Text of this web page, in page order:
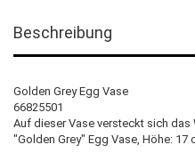
Beschreibung
Golden Grey Egg Vase
66825501
Auf dieser Vase versteckt sich
"Golden Grey" Egg Vase, Höhe: 17